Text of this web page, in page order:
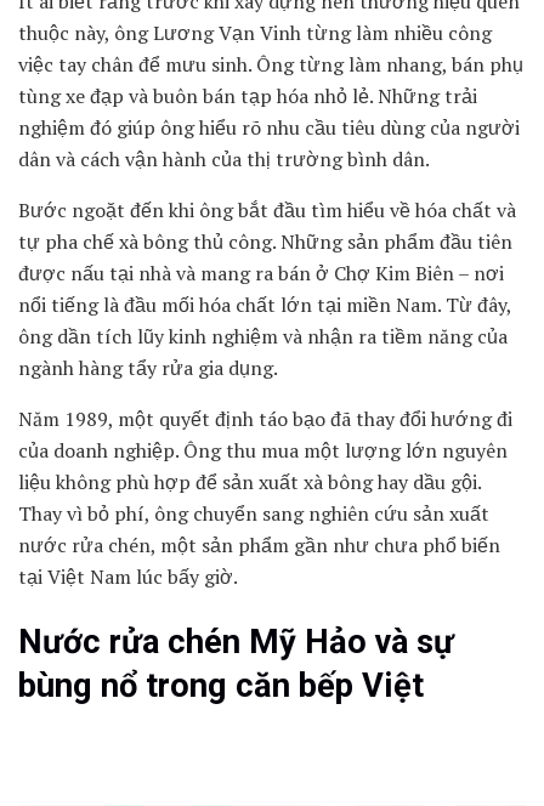
thuộc này, ông Lương Vạn Vinh từng làm nhiều công
việc tay chân để mưu sinh. Ông từng làm nhang, bán phụ
tùng xe đạp và buôn bán tạp hóa nhỏ lẻ. Những trải
nghiệm đó giúp ông hiểu rõ nhu cầu tiêu dùng của người
dân và cách vận hành của thị trường bình dân.
Bước ngoặt đến khi ông bắt đầu tìm hiểu về hóa chất và
tự pha chế xà bông thủ công. Những sản phẩm đầu tiên
được nấu tại nhà và mang ra bán ở Chợ Kim Biên– nơi
nổi tiếng là đầu mối hóa chất lớn tại miền Nam. Từ đây,
ông dần tích lũy kinh nghiệm và nhận ra tiềm năng của
ngành hàng tẩy rửa gia dụng.
Năm 1989, một quyết định táo bạo đã thay đổi hướng đi
của doanh nghiệp. Ông thu mua một lượng lớn nguyên
liệu không phù hợp để sản xuất xà bông hay dầu gội.
Thay vì bỏ phí, ông chuyển sang nghiên cứu sản xuất
nước rửa chén, một sản phẩm gần như chưa phổ biến
tại Việt Nam lúc bấy giờ.
Nước rửa chén Mỹ Hảo và sự
bùng nổ trong căn bếp Việt